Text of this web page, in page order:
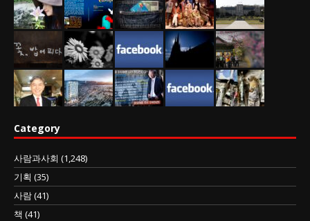
Category
사람과사회 (1,248)
기획 (35)
사람(41)
책 (41)